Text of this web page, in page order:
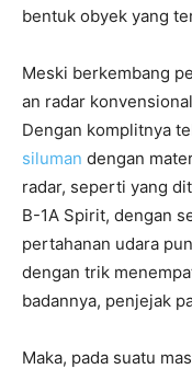
bentuk obyek yang
Meski berkembang
an radar
Dengan komplitnya
siluman dengan
radar, seperti yang
B-1A Spirit, dengan
pertahanan udara
dengan trik
badannya, penjejak
Maka, pada suatu